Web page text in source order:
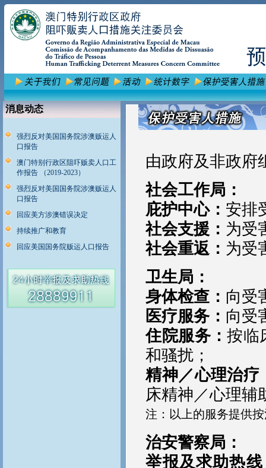
消息动态
强烈反对美国国务院涉澳贩运人
口报告
澳门特别行政区阻吓贩卖人口工
作报告 （2019-2023）
强烈反对美国国务院涉澳贩运人
口报告
回应美方涉澳错误决定
持续推广和教育
回应美国国务院贩运人口报告
由政府及非政府
社会工作局：
庇护中心： 安排
社会支援： 为受
社会重返： 为受
卫生局：
身体检查： 向受
医疗服务： 向受
住院服务：按临
和骚扰；
精神／心理治疗
床精神／心理辅
注：以上的服务提供
治安警察局：
举报及求助热线